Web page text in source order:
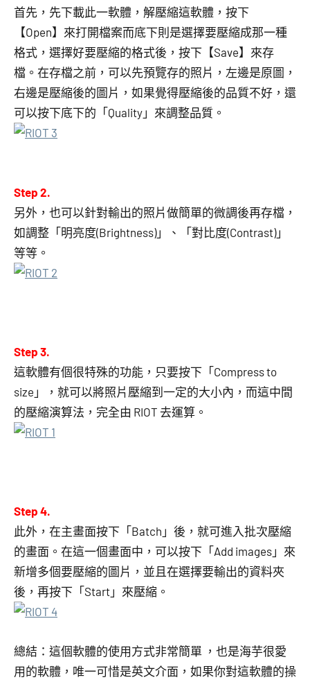
首先，先下載此一軟體，解壓縮這軟體，按下
【Open】來打開檔案而底下則是選擇要壓縮成那一種
格式，選擇好要壓縮的格式後，按下【Save】來存
檔。在存檔之前，可以先預覽存的照片，左邊是原圖，
右邊是壓縮後的圖片，如果覺得壓縮後的品質不好，還
可以按下底下的「Quality」來調整品質。
Step 2.
另外，也可以針對輸出的照片做簡單的微調後再存檔，
如調整「明亮度(Brightness)」、「對比度(Contrast)」
等等。
Step 3.
這軟體有個很特殊的功能，只要按下「Compress to
size」，就可以將照片壓縮到一定的大小內，而這中間
的壓縮演算法，完全由 RIOT 去運算。
Step 4.
此外，在主畫面按下「Batch」後，就可進入批次壓縮
的畫面。在這一個畫面中，可以按下「Add images」來
新增多個要壓縮的圖片，並且在選擇要輸出的資料夾
後，再按下「Start」來壓縮。
總結：這個軟體的使用方式非常簡單 ，也是海芋很愛
用的軟體，唯一可惜是英文介面，如果你對這軟體的操